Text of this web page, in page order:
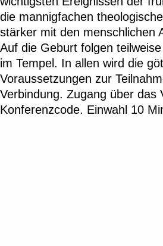
die mannigfachen
stärker mit den menschlichen
Auf die Geburt folgen
im Tempel. In allen wird die
Voraussetzungen zur
Verbindung. Zugang über
Konferenzcode. Einwahl 10